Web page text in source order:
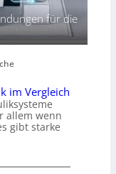
für die
im Vergleich
allem wenn
gibt starke